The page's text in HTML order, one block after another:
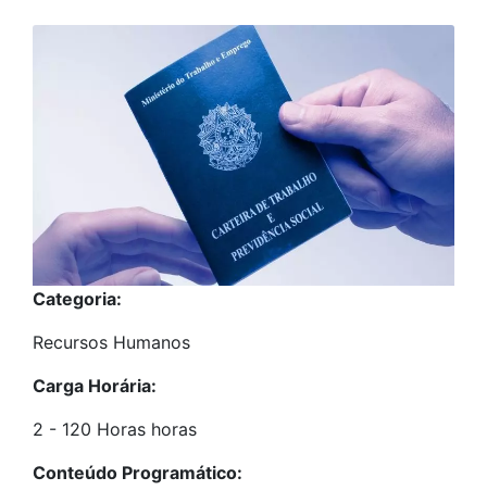
Categoria:
Recursos Humanos
Carga Horária:
2 - 120 Horas horas
Conteúdo Programático: